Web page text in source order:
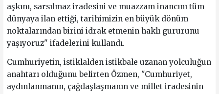
aşkını, sarsılmaz iradesini ve muazzam inancını tüm
dünyaya ilan ettiği, tarihimizin en büyük dönüm
noktalarından birini idrak etmenin haklı gururunu
yaşıyoruz" ifadelerini kullandı.
Cumhuriyetin, istiklalden istikbale uzanan yolculuğun
anahtarı olduğunu belirten Özmen, "Cumhuriyet,
aydınlanmanın, çağdaşlaşmanın ve millet iradesinin